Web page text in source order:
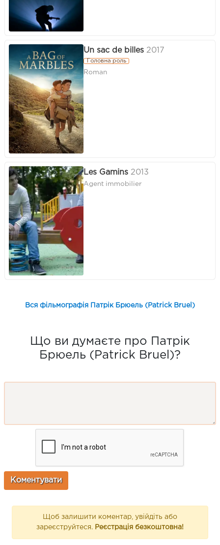
Un sac de billes 2017
Головна роль
Roman
Les Gamins 2013
Agent immobilier
Вся фільмографія Патрік Брюель (Patrick Bruel)
Що ви думаєте про Патрік
Брюель (Patrick Bruel)?
Щоб залишити коментар, увійдіть або
зареєструйтеся. Реєстрація безкоштовна!